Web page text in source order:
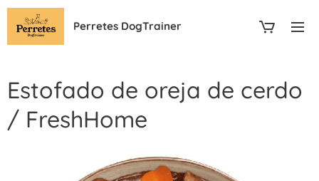
Perretes DogTrainer
Estofado de oreja de cerdo
/ FreshHome